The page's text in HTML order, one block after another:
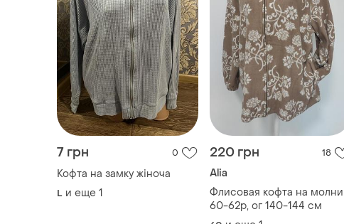
7 грн 0
Кофта на замку жіноча
L и еще 1
220 грн 18
Alia
Флисовая кофта на молнии
60-62р, ог 140-144 см
и еще 1